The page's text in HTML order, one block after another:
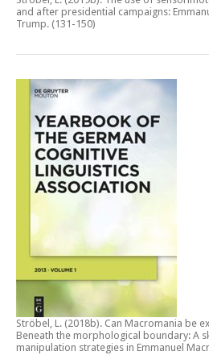
and after presidential campaigns:
Trump. (131-150)
Ströbel, L. (2018b). Can Macromania be
Beneath the morphological boundary: A
manipulation strategies in Emmanuel